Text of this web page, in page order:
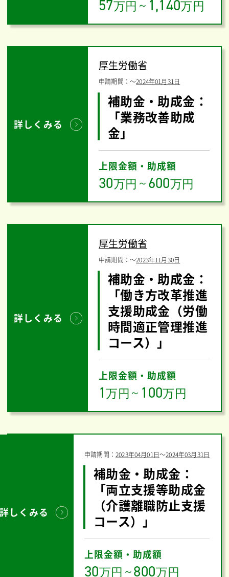
57万円 ～ 1,140万円
詳しくみる
厚生労働省
申請期間：〜2024年01月31日
補助金・助成金：
「業務改善助成
金」
上限金額・助成額
30万円 ～ 600万円
詳しくみる
厚生労働省
申請期間：〜2023年11月30日
補助金・助成金：
「働き方改革推進
支援助成金（労働
時間適正管理推進
コース）」
上限金額・助成額
1万円 ～ 100万円
詳しくみる
申請期間：2023年04月01日〜2024年03月31日
補助金・助成金：
「両立支援等助成金
（介護離職防止支援
コース）」
上限金額・助成額
30万円 ～800万円